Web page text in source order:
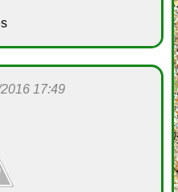
17:49